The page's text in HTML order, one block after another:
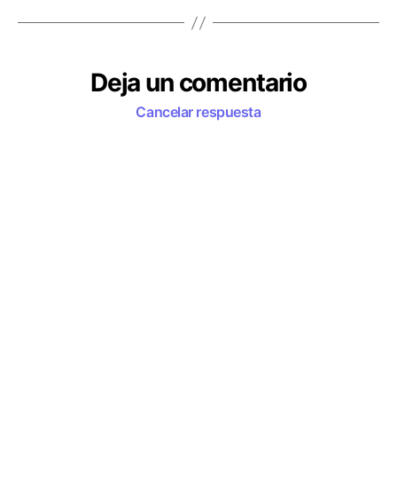
Deja un comentario
Cancelar respuesta